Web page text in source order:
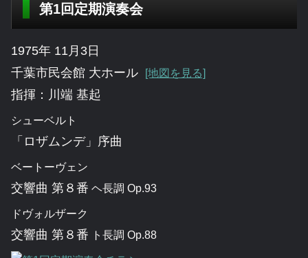
第1回定期演奏会
1975年 11月3日
千葉市民会館 大ホール
[地図を見る]
指揮：川端 基起
シューベルト
「ロザムンデ」序曲
ベートーヴェン
交響曲 第８番 ヘ長調 Op.93
ドヴォルザーク
交響曲 第８番 ト長調 Op.88